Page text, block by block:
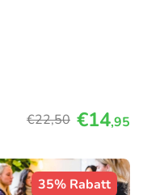
€22,50 €14,95
35% Rabatt